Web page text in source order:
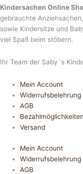
Kindersachen Online
gebrauchte
sowie Kindersitze und
viel Spaß beim stöbern.
Ihr Team der Saby´s
Mein Account
Widerrufsbelehrung
AGB
Bezahlmöglichkeiten
Versand
Mein Account
Widerrufsbelehrung
AGB